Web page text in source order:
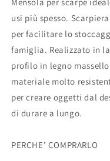
usi più spesso.
per facilitare lo
famiglia. Realizzato in
profilo in legno
materiale molto
per creare oggetti dal
di durare a lungo.
PERCHE’ COMPRARLO